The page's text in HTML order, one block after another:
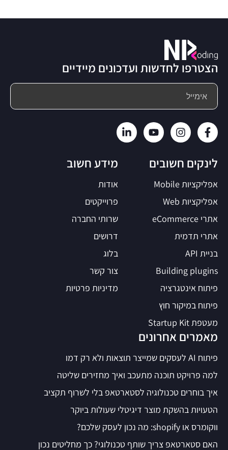
הצטרפו לחדשות ועדכונים מיידיים
מידע חשוב
אודות
פרוייקטים
שרותי החברה
דרושים
בלוג
צור קשר
מדיניות פרטיות
מאמרים אחרונים
פיתוח AI לעסקים שמייצר תוצאות ולא רק דמו
למה פרויקט תוכנה מתעכב ואיך מחזירים שליטה
איך בוחרים טכנולוגיה לסטארטאפ בלי לשרוף תקציב
הטעויות בהשקת מוצר דיגיטלי שעולות ביוקר
ווקומרס או shopify: מה נכון לעסק שלכם?
האם סטארטאפ צריך שותף טכנולוגי? כך מחליטים נכון
לינקים חשובים
אפליקציות Mobile
אפליקציות Web
אתרי eCommerce
אתרי תדמית
בניית API
Building plugins
פיתוח אינטגרציה
פיתוח במיקור חוץ
מעטפת Startup Kit